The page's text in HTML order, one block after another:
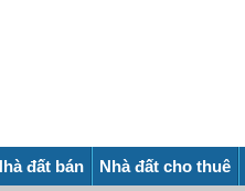
đất bán Nhà đất cho thuê